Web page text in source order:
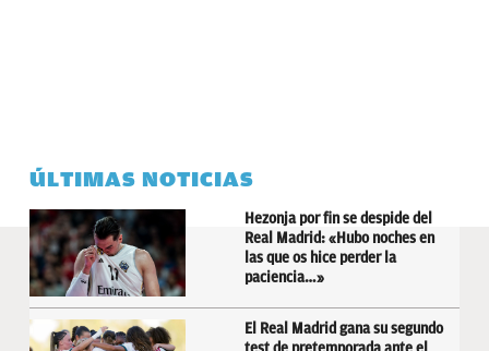
ÚLTIMAS NOTICIAS
Hezonja por fin se despide del
Real Madrid: «Hubo noches en
las que os hice perder la
paciencia…»
El Real Madrid gana su segundo